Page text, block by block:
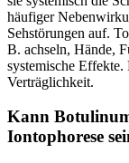
⁤häufiger
⁤Sehstörungen‍ auf.
B. achseln, Hände,
systemische
Verträglichkeit.
Kann
Iontophorese